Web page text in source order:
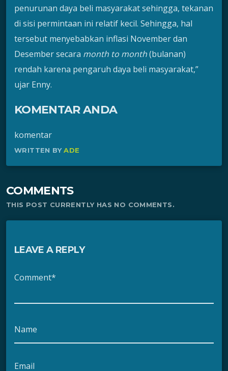
penurunan daya beli masyarakat sehingga, tekanan
di sisi permintaan ini relatif kecil. Sehingga, hal
tersebut menyebabkan inflasi November dan
Desember secara month to month(bulanan)
rendah karena pengaruh daya beli masyarakat,”
ujar Enny.
KOMENTAR ANDA
komentar
WRITTEN BYADE
COMMENTS
THIS POST CURRENTLY HAS NO COMMENTS.
LEAVE A REPLY
Comment*
Name
Email